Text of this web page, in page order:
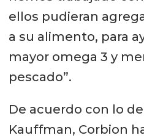
ellos pudieran
a su alimento, para
mayor omega 3 y
pescado”.
De acuerdo con lo
Kauffman, Corbion